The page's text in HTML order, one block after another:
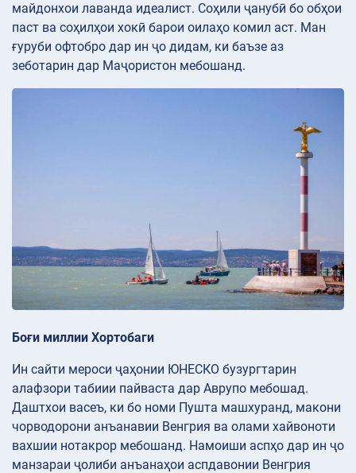
майдонхои лаванда идеалист. Соҳили ҷанубӣ бо обҳои
паст ва соҳилҳои хокӣ барои оилаҳо комил аст. Ман
ғуруби офтобро дар ин ҷо дидам, ки баъзе аз
зеботарин дар Маҷористон мебошанд.
Боғи миллии Хортобаги
Ин сайти мероси ҷаҳонии ЮНЕСКО бузургтарин
алафзори табиии пайваста дар Аврупо мебошад.
Даштхои васеъ, ки бо номи Пушта машхуранд, макони
чорводорони анъанавии Венгрия ва олами хайвоноти
вахшии нотакрор мебошанд. Намоиши аспҳо дар ин ҷо
манзараи ҷолиби анъанаҳои аспдавонии Венгрия